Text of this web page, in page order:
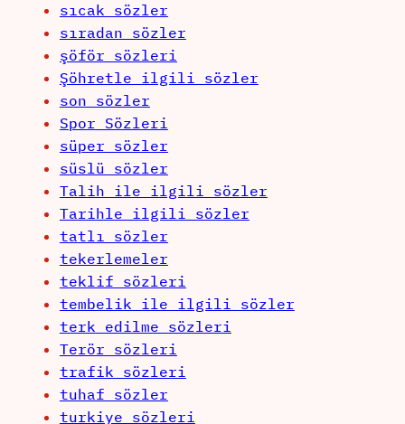
sıcak sözler
sıradan sözler
şöför sözleri
Şöhretle ilgili sözler
son sözler
Spor Sözleri
süper sözler
süslü sözler
Talih ile ilgili sözler
Tarihle ilgili sözler
tatlı sözler
tekerlemeler
teklif sözleri
tembelik ile ilgili sözler
terk edilme sözleri
Terör sözleri
trafik sözleri
tuhaf sözler
turkiye sözleri